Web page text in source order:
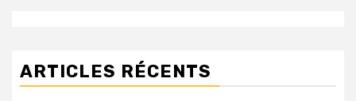
ARTICLES RÉCENTS